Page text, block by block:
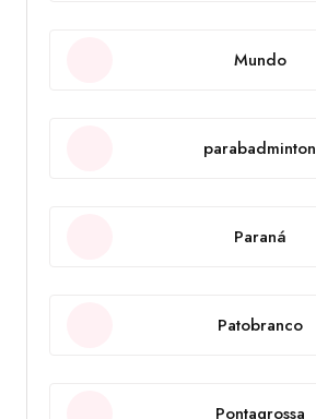
Mundo
parabadminton
Paraná
Patobranco
Pontagrossa